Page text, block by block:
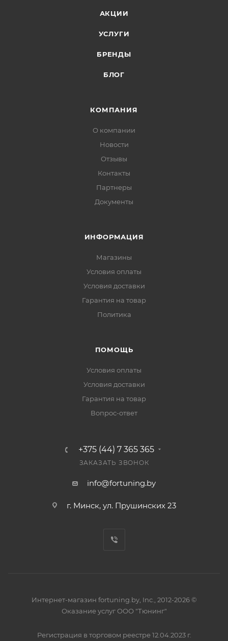
АКЦИИ
УСЛУГИ
БРЕНДЫ
БЛОГ
КОМПАНИЯ
О компании
Новости
Отзывы
Контакты
Партнеры
Документы
ИНФОРМАЦИЯ
Магазины
Условия оплаты
Условия доставки
Гарантия на товар
Политика
ПОМОЩЬ
Условия оплаты
Условия доставки
Гарантия на товар
Вопрос-ответ
+375 (44) 7 365 365
ЗАКАЗАТЬ ЗВОНОК
info@fortuning.by
г. Минск, ул. Прушинских 23
Интернет-магазин fortuning.by, Inc., 2012-2026 ©
Оказание услуг ООО "Тюнинг"
Регистрация в торговом реестре 12.04.2023 г.